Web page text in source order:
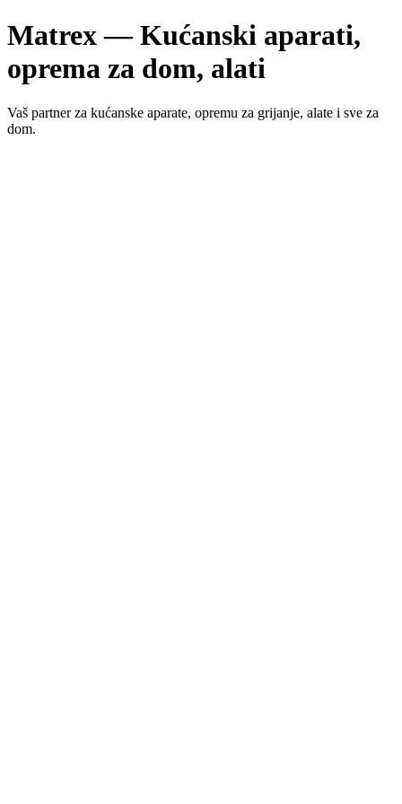
Matrex — Kućanski aparati,
oprema za dom, alati
Vaš partner za kućanske aparate, opremu za grijanje, alate i sve za
dom.